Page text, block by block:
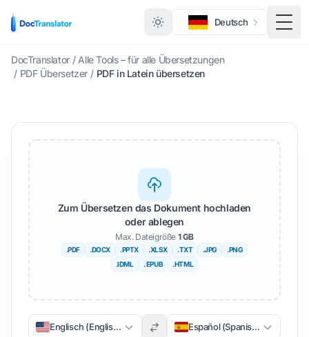
Deutsch
DocTranslator / Alle Tools – für alle Übersetzungen
/ PDF Übersetzer / PDF in Latein übersetzen
Zum Übersetzen das Dokument hochladen
oder ablegen
Max. Dateigröße 1 GB
.PDF .DOCX .PPTX .XLSX .TXT .JPG
.PNG
.IDML
. EPUB .HTML
Englisch (Englisch) Español (Spanisch)